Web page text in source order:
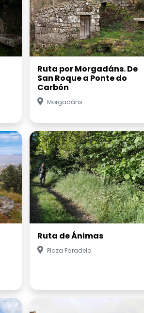
Ruta por Morgadáns. De
San Roque a Ponte do
Carbón
Morgadáns
Ruta de Ánimas
Plaza Paradela